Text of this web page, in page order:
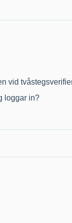
vid
loggar in?